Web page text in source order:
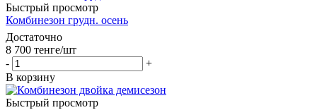
Быстрый просмотр
Комбинезон грудн. осень
Достаточно
8 700 тенге/шт
-
+
В корзину
Быстрый просмотр